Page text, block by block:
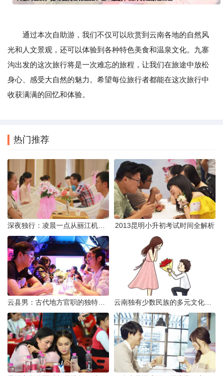
通过本次自助游，我们不仅可以欣赏到云南各地的自然风
光和人文景观，还可以体验到各种特色美食和温泉文化。九寨
沟出发的这次旅行将是一次难忘的旅程，让我们在旅途中放松
身心、感受大自然的魅力。希望每位旅行者都能在这次旅行中
收获满满的回忆和体验。
热门推荐
2013昆明小升初考试时间全解析